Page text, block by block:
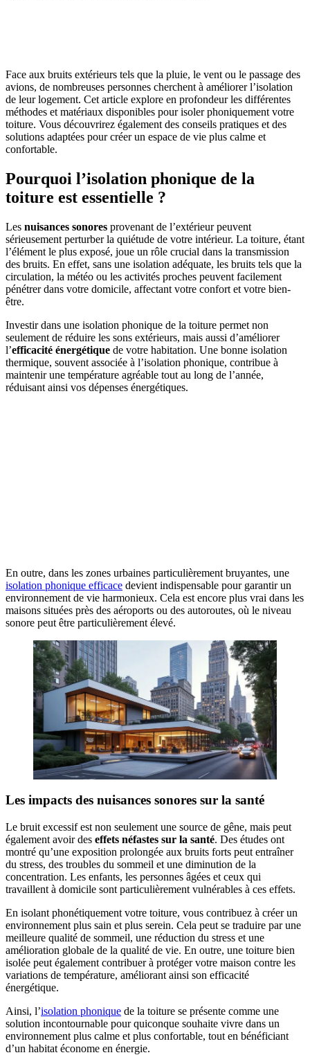
Face aux bruits extérieurs tels que la pluie, le vent ou le passage des
avions, de nombreuses personnes cherchent à améliorer l’isolation
de leur logement. Cet article explore en profondeur les différentes
méthodes et matériaux disponibles pour isoler phoniquement votre
toiture. Vous découvrirez également des conseils pratiques et des
solutions adaptées pour créer un espace de vie plus calme et
confortable.
Pourquoi l’isolation phonique de la
toiture est essentielle ?
Les nuisances sonores provenant de l’extérieur peuvent
sérieusement perturber la quiétude de votre intérieur. La toiture, étant
l’élément le plus exposé, joue un rôle crucial dans la transmission
des bruits. En effet, sans une isolation adéquate, les bruits tels que la
circulation, la météo ou les activités proches peuvent facilement
pénétrer dans votre domicile, affectant votre confort et votre bien-
être.
Investir dans une isolation phonique de la toiture permet non
seulement de réduire les sons extérieurs, mais aussi d’améliorer
l’efficacité énergétique de votre habitation. Une bonne isolation
thermique, souvent associée à l’isolation phonique, contribue à
maintenir une température agréable tout au long de l’année,
réduisant ainsi vos dépenses énergétiques.
En outre, dans les zones urbaines particulièrement bruyantes, une
isolation phonique efficace devient indispensable pour garantir un
environnement de vie harmonieux. Cela est encore plus vrai dans les
maisons situées près des aéroports ou des autoroutes, où le niveau
sonore peut être particulièrement élevé.
Les impacts des nuisances sonores sur la santé
Le bruit excessif est non seulement une source de gêne, mais peut
également avoir des effets néfastes sur la santé. Des études ont
montré qu’une exposition prolongée aux bruits forts peut entraîner
du stress, des troubles du sommeil et une diminution de la
concentration. Les enfants, les personnes âgées et ceux qui
travaillent à domicile sont particulièrement vulnérables à ces effets.
En isolant phonétiquement votre toiture, vous contribuez à créer un
environnement plus sain et plus serein. Cela peut se traduire par une
meilleure qualité de sommeil, une réduction du stress et une
amélioration globale de la qualité de vie. En outre, une toiture bien
isolée peut également contribuer à protéger votre maison contre les
variations de température, améliorant ainsi son efficacité
énergétique.
Ainsi, l’isolation phonique de la toiture se présente comme une
solution incontournable pour quiconque souhaite vivre dans un
environnement plus calme et plus confortable, tout en bénéficiant
d’un habitat économe en énergie.